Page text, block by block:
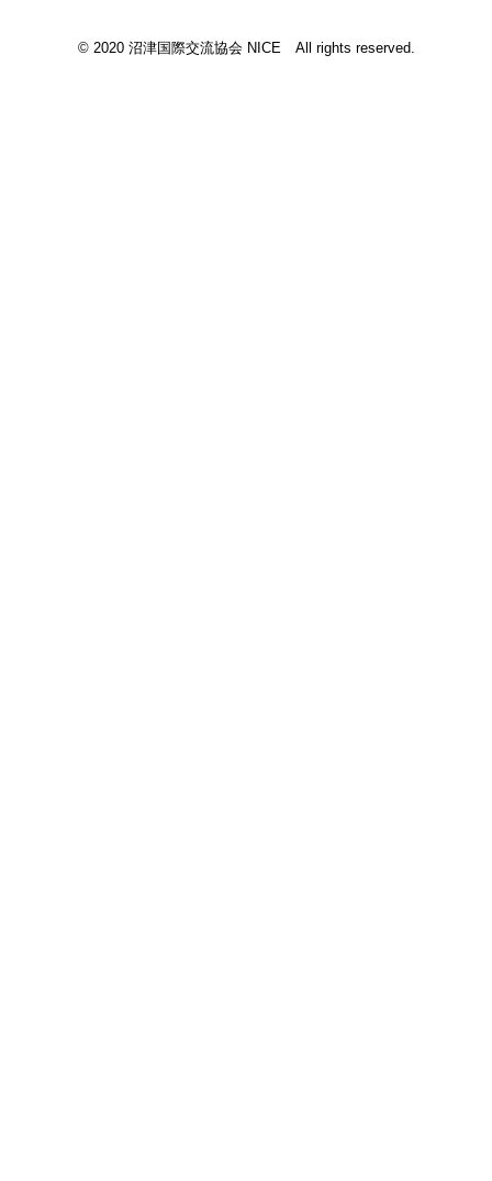
© 2020 沼津国際交流協会 NICE All rights reserved.